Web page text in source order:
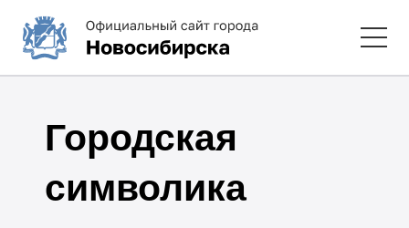
Городская
символика